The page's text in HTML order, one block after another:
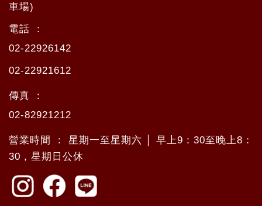
車場)
電話 ：
02-22926142
02-22921612
傳真 ：
02-82921212
營業時間 ： 星期一至星期六 │ 早上9：30至晚上8：
30，星期日公休